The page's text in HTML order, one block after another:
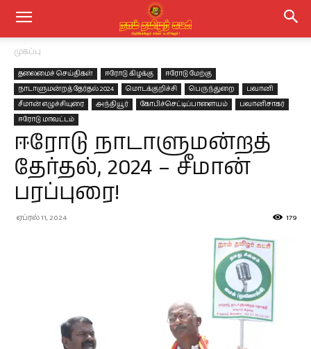
முகப்பு
தலைமைச் செய்திகள் ஈரோடு கிழக்கு
ஈரோடு மேற்கு
நாடாளுமன்றத் தேர்தல் 2024
மொடக்குறிச்சி பெருந்துறை
பவானி
சீமான் எழுச்சியுரை
அந்தியூர் கோபிச்செட்டிப்பாளையம்
பவானிசாகர்
ஈரோடு மாவட்டம்
ஈரோடு நாடாளுமன்றத்
தேர்தல், 2024 – சீமான்
பரப்புரை!
ஏப்ரல் 11, 2024 179